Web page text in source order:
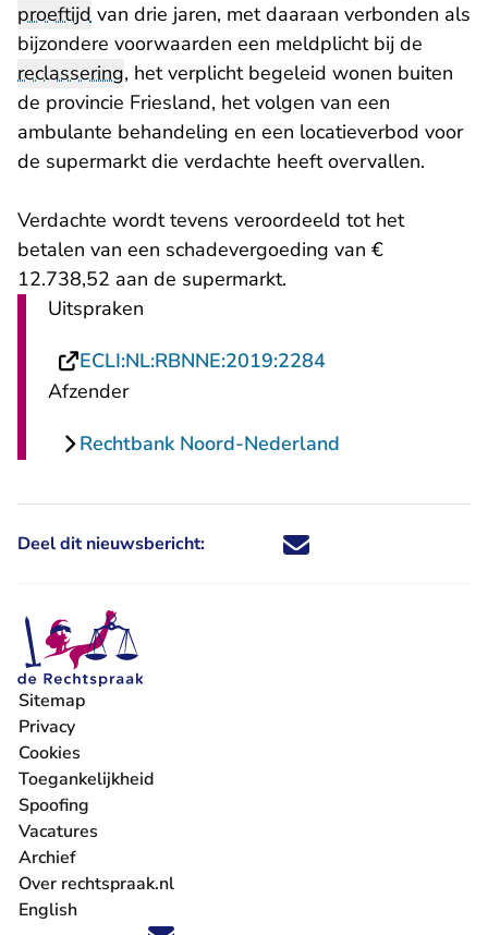
proeftijd van drie jaren, met daaraan verbonden als
bijzondere voorwaarden een meldplicht bij de
reclassering, het verplicht begeleid wonen buiten
de provincie Friesland, het volgen van een
ambulante behandeling en een locatieverbod voor
de supermarkt die verdachte heeft overvallen.
Verdachte wordt tevens veroordeeld tot het
betalen van een schadevergoeding van €
12.738,52 aan de supermarkt.
Uitspraken
ECLI:NL:RBNNE:2019:2284- U verlaat
Afzender
Rechtbank Noord-Nederland
Deel dit nieuwsbericht: Deel dit nieuwsbericht via X -
Deel dit nieuwsbericht via
Deel dit nieuwsbericht
Deel dit
Sitemap
Privacy
Cookies
Toegankelijkheid
Spoofing
Vacatures
- U verlaat Rechtspraak.nl
Archief
Over rechtspraak.nl
English